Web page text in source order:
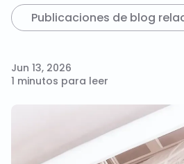
Publicaciones de blog
Jun 13, 2026
1 minutos para leer